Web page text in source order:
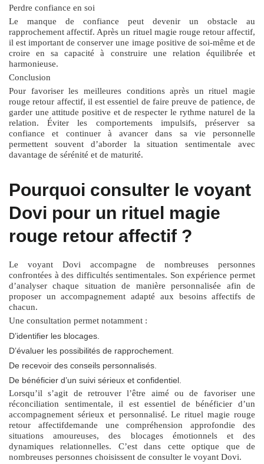
Perdre confiance en soi
Le manque de confiance peut devenir un obstacle au
rapprochement affectif. Après un rituel magie rouge retour affectif,
il est important de conserver une image positive de soi-même et de
croire en sa capacité à construire une relation équilibrée et
harmonieuse.
Conclusion
Pour favoriser les meilleures conditions après unrituel magie
rouge retour affectif, il est essentiel de faire preuve de patience, de
garder une attitude positive et de respecter le rythme naturel de la
relation. Éviter les comportements impulsifs, préserver sa
confiance et continuer à avancer dans sa vie personnelle
permettent souvent d’aborder la situation sentimentale avec
davantage de sérénité et de maturité.
Pourquoi consulter le voyant
Dovi pour un rituel magie
rouge retour affectif ?
Le voyant Dovi accompagne de nombreuses personnes
confrontées à des difficultés sentimentales. Son expérience permet
d’analyser chaque situation de manière personnalisée afin de
proposer un accompagnement adapté aux besoins affectifs de
chacun.
Une consultation permet notamment :
D’identifier les blocages.
D’évaluer les possibilités de rapprochement.
De recevoir des conseils personnalisés.
De bénéficier d’un suivi sérieux et confidentiel.
Lorsqu’il s’agit de retrouver l’être aimé ou de favoriser une
réconciliation sentimentale, il est essentiel de bénéficier d’un
accompagnement sérieux et personnalisé. Lerituel magie rouge
retour affectifdemande une compréhension approfondie des
situations amoureuses, des blocages émotionnels et des
dynamiques relationnelles. C’est dans cette optique que de
nombreuses personnes choisissent de consulter le voyant Dovi.